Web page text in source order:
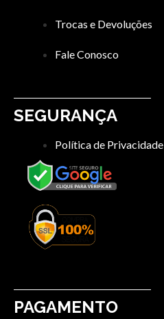
Trocas e Devoluções
Fale Conosco
SEGURANÇA
Política de Privacidade
PAGAMENTO